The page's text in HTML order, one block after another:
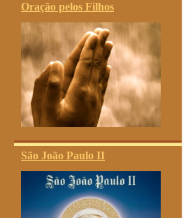
Oração pelos Filhos
São João Paulo II